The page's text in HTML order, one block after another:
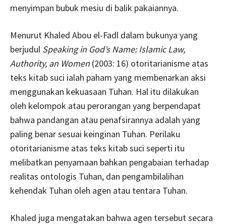
menyimpan bubuk mesiu di balik pakaiannya.
Menurut Khaled Abou el-Fadl dalam bukunya yang
berjudul Speaking in God’s Name: Islamic Law,
Authority, an Women (2003: 16) otoritarianisme atas
teks kitab suci ialah paham yang membenarkan aksi
menggunakan kekuasaan Tuhan. Hal itu dilakukan
oleh kelompok atau perorangan yang berpendapat
bahwa pandangan atau penafsirannya adalah yang
paling benar sesuai keinginan Tuhan. Perilaku
otoritarianisme atas teks kitab suci seperti itu
melibatkan penyamaan bahkan pengabaian terhadap
realitas ontologis Tuhan, dan pengambilalihan
kehendak Tuhan oleh agen atau tentara Tuhan.
Khaled juga mengatakan bahwa agen tersebut secara